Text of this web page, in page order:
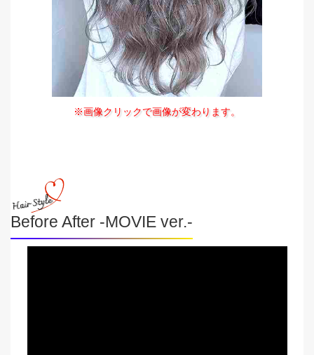
※画像クリックで画像が変わります。
Before After -MOVIE ver.-